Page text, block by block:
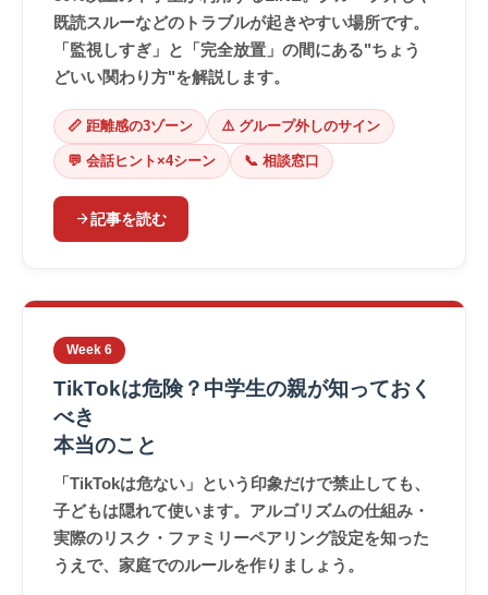
既読スルーなどのトラブルが起きやすい場所です。
「監視しすぎ」と「完全放置」の間にある"ちょう
どいい関わり方"を解説します。
📏 距離感の3ゾーン ⚠️ グループ外しのサイン
💬 会話ヒント×4シーン 📞 相談窓口
arrow_forward記事を読む
Week 6
TikTokは危険？中学生の親が知っておく
べき
本当のこと
「TikTokは危ない」という印象だけで禁止しても、
子どもは隠れて使います。アルゴリズムの仕組み・
実際のリスク・ファミリーペアリング設定を知った
うえで、家庭でのルールを作りましょう。